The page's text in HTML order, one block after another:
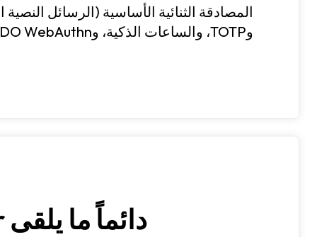
المصادقة الثنائية الأساسية (الرسائل النصية
وTOTP، والساعات الذكية، وFIDO WebAuthn)
دائماً ما يلقى Keeper ردود أفعال إيجابية من المستخدمين